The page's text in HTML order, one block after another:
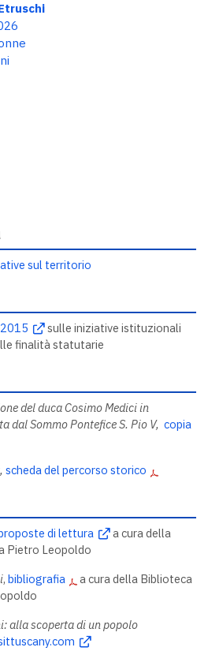
sul territorio
sulle iniziative istituzionali
finalità statutarie
del duca Cosimo Medici in
dal Sommo Pontefice S. Pio V, copia
scheda del percorso storico
di lettura
a cura della
Pietro Leopoldo
, bibliografia
a cura della Biblioteca
alla scoperta di un popolo